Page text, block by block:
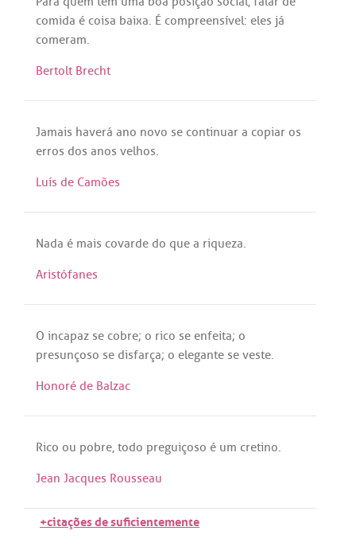
comida é coisa baixa. É compreensível: eles já
comeram.
Bertolt Brecht
Jamais haverá ano novo se continuar a copiar os
erros dos anos velhos.
Luís de Camões
Nada é mais covarde do que a riqueza.
Aristófanes
O incapaz se cobre; o rico se enfeita; o
presunçoso se disfarça; o elegante se veste.
Honoré de Balzac
Rico ou pobre, todo preguiçoso é um cretino.
Jean Jacques Rousseau
+citações de suficientemente